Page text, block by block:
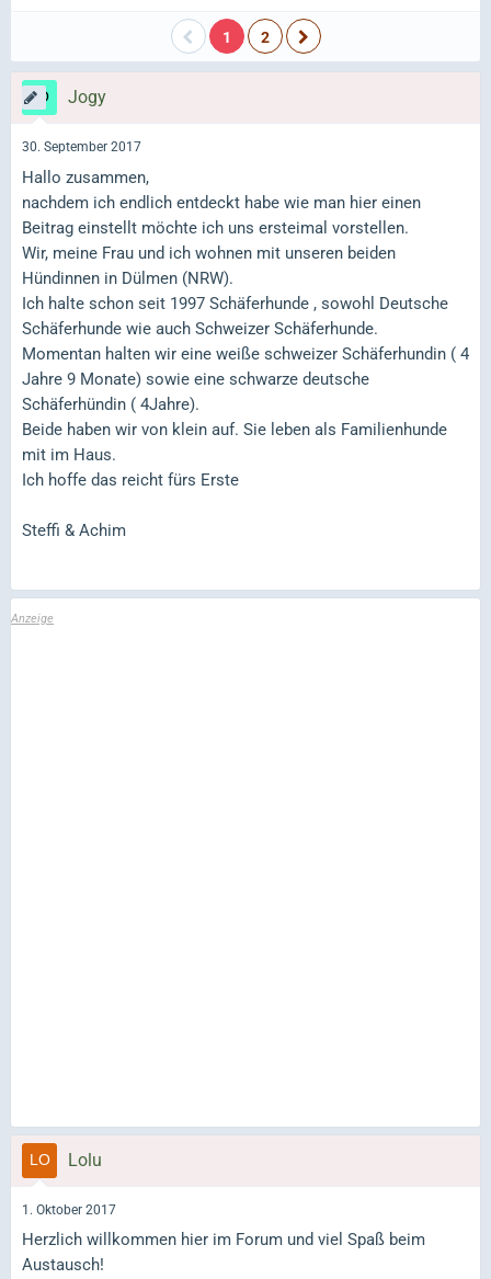
1 2
Jogy
30. September 2017
Hallo zusammen,
nachdem ich endlich entdeckt habe wie man hier einen
Beitrag einstellt möchte ich uns ersteimal vorstellen.
Wir, meine Frau und ich wohnen mit unseren beiden
Hündinnen in Dülmen (NRW).
Ich halte schon seit 1997 Schäferhunde , sowohl Deutsche
Schäferhunde wie auch Schweizer Schäferhunde.
Momentan halten wir eine weiße schweizer Schäferhundin ( 4
Jahre 9 Monate) sowie eine schwarze deutsche
Schäferhündin ( 4Jahre).
Beide haben wir von klein auf. Sie leben als Familienhunde
mit im Haus.
Ich hoffe das reicht fürs Erste
Steffi & Achim
Lolu
1. Oktober 2017
Herzlich willkommen hier im Forum und viel Spaß beim
Austausch!